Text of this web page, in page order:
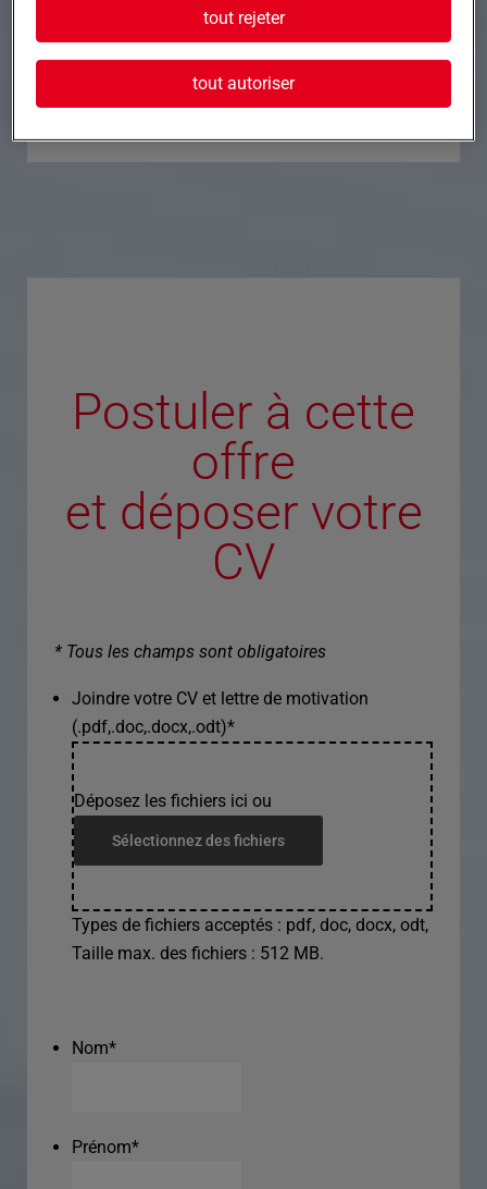
Postuler à cette
offre
et déposer votre
CV
* Tous les champs sont obligatoires
Joindre votre CV et lettre de motivation
(.pdf,.doc,.docx,.odt)*
Déposez les fichiers ici ou
Sélectionnez des fichiers
Types de fichiers acceptés : pdf, doc, docx, odt,
Taille max. des fichiers : 512 MB.
Nom*
Prénom*
tout rejeter
tout autoriser